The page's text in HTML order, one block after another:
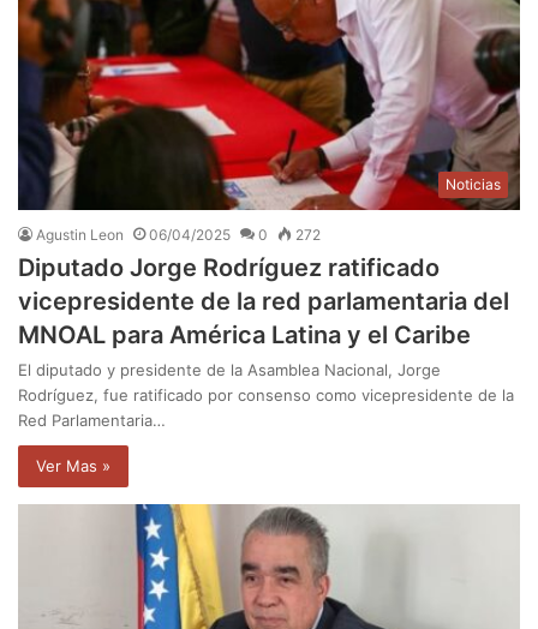
Noticias
Agustin Leon 06/04/2025 0 272
Diputado Jorge Rodríguez ratificado
vicepresidente de la red parlamentaria del
MNOAL para América Latina y el Caribe
El diputado y presidente de la Asamblea Nacional, Jorge
Rodríguez, fue ratificado por consenso como vicepresidente de la
Red Parlamentaria…
Ver Mas »